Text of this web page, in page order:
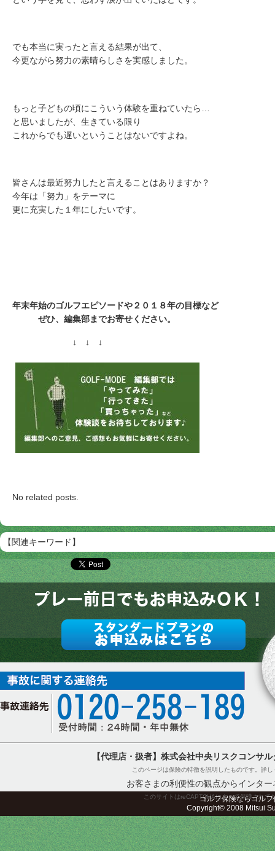
でも本当に実ったと言える結果が出て、
今更ながら努力の素晴らしさを実感しました。
もっと子どもの頃にこういう体験を重ねていたら…
と思いましたが、生きている限り
これからでも遅いということはないですよね。
皆さんは最近努力したと言えることはありますか？
今年は「努力」をテーマに
更に充実した１年にしたいです。
年末年始のゴルフエピソードや２０１８年の目標など
ぜひ、編集部までお寄せください。
↓ ↓ ↓
No related posts.
【関連キーワード】
【代理店・扱者】株式会社中央リスクコンサ
このページは保険の特徴を説明したものです。詳
お客さまの利便性の観点からインタ
このサイトはreCAPTCHAによって保護されて
ゴルフ保険ならゴル
Copyright© 2008 Mitsui